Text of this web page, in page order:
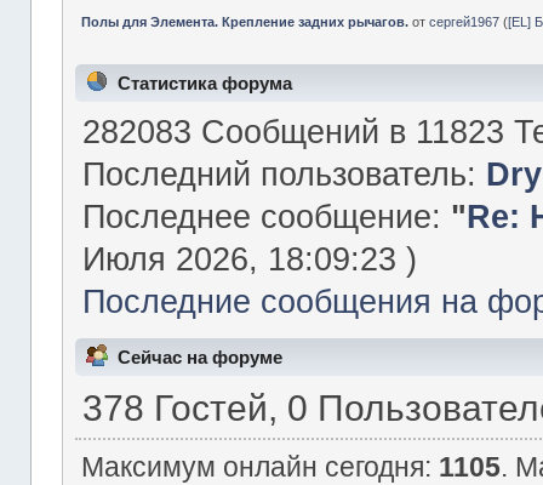
Полы для Элемента. Крепление задних рычагов. отсергей1967 ([EL]
Статистика форума
282083 Сообщений в 11823
Последний пользователь: Dry
Последнее сообщение: "Re:
Июля 2026, 18:09:23 )
Последние сообщения на
Сейчас на форуме
378 Гостей, 0
Максимум онлайн сегодня: 1105.